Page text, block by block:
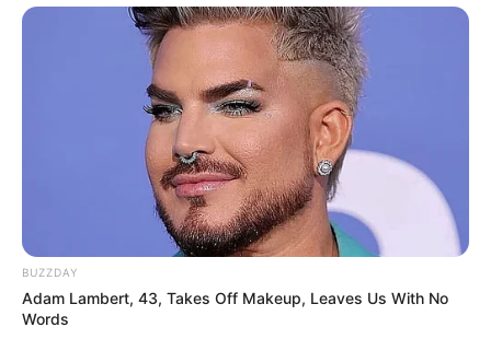
BUZZDAY
Adam Lambert, 43, Takes Off Makeup, Leaves Us With No
Words